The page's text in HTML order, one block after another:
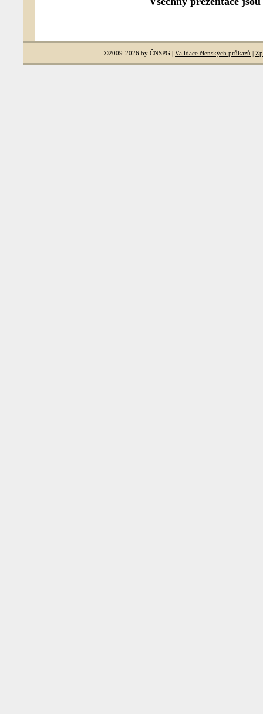
©2009-2026 by ČNSPG | Validace členských průkazů |